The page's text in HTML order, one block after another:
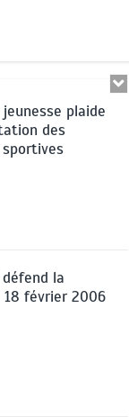
jeunesse plaide
des
défend la
février 2006